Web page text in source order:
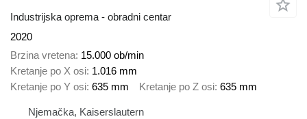
Industrijska oprema - obradni centar
2020
Brzina vretena 15.000 ob/min
Kretanje po X osi 1.016 mm
Kretanje po Y osi 635 mm Kretanje po Z osi 635 mm
Njemačka, Kaiserslautern